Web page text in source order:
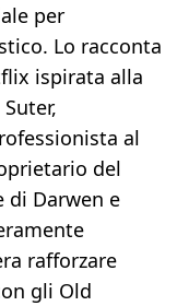
per
Lo racconta
ispirata alla
al
del
Darwen e
rafforzare
gli Old